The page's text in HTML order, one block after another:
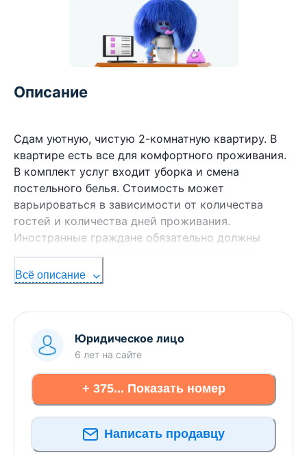
Описание
Сдам уютную, чистую 2-комнатную квартиру. В
квартире есть все для комфортного проживания.
В комплект услуг входит уборка и смена
постельного белья. Стоимость может
варьироваться в зависимости от количества
гостей и количества дней проживания.
Иностранные граждане обязательно должны
предоставить документы удостоверяющие
личность.
Всё описание
Юридическое лицо
6 лет на сайте
+ 375... Показать номер
Написать продавцу